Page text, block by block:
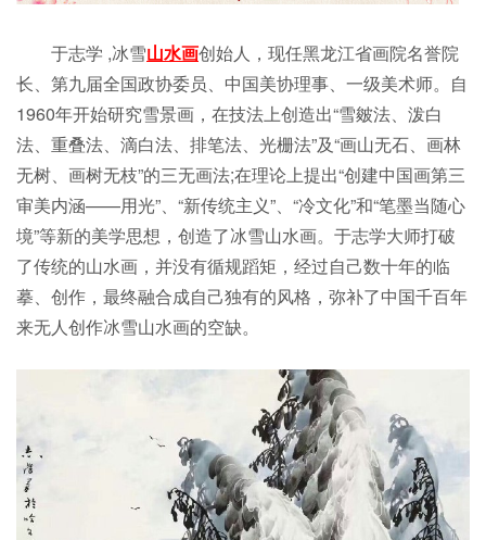
于志学 ,冰雪山水画创始人，现任黑龙江省画院名誉院
长、第九届全国政协委员、中国美协理事、一级美术师。自
1960年开始研究雪景画，在技法上创造出“雪皴法、泼白
法、重叠法、滴白法、排笔法、光栅法”及“画山无石、画林
无树、画树无枝”的三无画法;在理论上提出“创建中国画第三
审美内涵——用光”、“新传统主义”、“冷文化”和“笔墨当随心
境”等新的美学思想，创造了冰雪山水画。于志学大师打破
了传统的山水画，并没有循规蹈矩，经过自己数十年的临
摹、创作，最终融合成自己独有的风格，弥补了中国千百年
来无人创作冰雪山水画的空缺。